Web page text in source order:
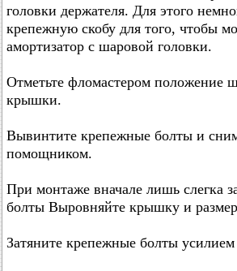
головки держателя. Для этого
крепежную скобу для того, чтобы
амортизатор с шаровой головки.
Отметьте фломастером положение
крышки.
Вывинтите крепежные болты и
помощником.
При монтаже вначале лишь слегка
болты Выровняйте крышку и
Затяните крепежные болты